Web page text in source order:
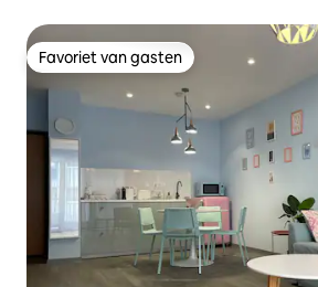
Favoriet van gasten
Favoriet van gasten